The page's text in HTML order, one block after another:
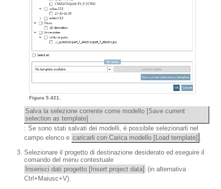
Figura 5.421.
Salva la selezione corrente come modello [Save current
selection as template]
: Se sono stati salvati dei modelli, è possibile selezionarli nel
campo elenco e caricarli con Carica modello [Load template]
Selezionare il progetto di destinazione desiderato ed eseguire il
comando del menu contestuale
Inserisci dati progetto [Insert project data] (in alternativa
Ctrl+Maiusc+V).